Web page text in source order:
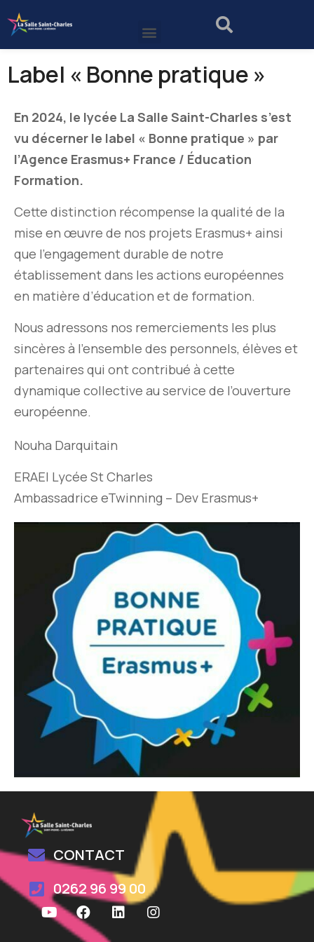
Label « Bonne pratique »
En 2024, le lycée La Salle Saint-Charles s’est
vu décerner le label « Bonne pratique » par
l’Agence Erasmus+ France / Éducation
Formation.
Cette distinction récompense la qualité de la
mise en œuvre de nos projets Erasmus+ ainsi
que l’engagement durable de notre
établissement dans les actions européennes
en matière d’éducation et de formation.
Nous adressons nos remerciements les plus
sincères à l’ensemble des personnels, élèves et
partenaires qui ont contribué à cette
dynamique collective au service de l’ouverture
européenne.
Nouha Darquitain
ERAEI Lycée St Charles
Ambassadrice eTwinning – Dev Erasmus+
CONTACT
0262 96 99 00